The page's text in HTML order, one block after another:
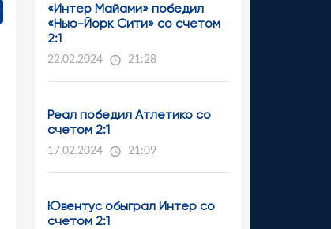
«Интер Майами» победил
«Нью-Йорк Сити» со счетом
2:1
22.02.2024 21:28
Реал победил Атлетико со
счетом 2:1
17.02.2024 21:09
Ювентус обыграл Интер со
счетом 2:1